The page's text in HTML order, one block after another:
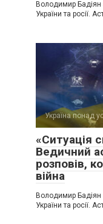
Володимир Бадіян
України та росії.
Україна понад
«Ситуація
Ведичний
розповів,
війна
Володимир Бадіян
України та росії.